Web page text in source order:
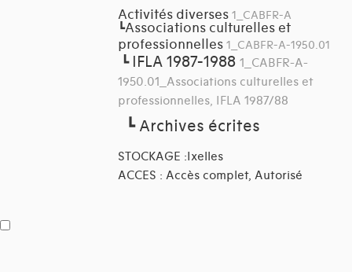
Activités diverses 1_CABFR-A
┗Associations culturelles et
professionnelles 1_CABFR-A-1950.01
┗ IFLA 1987-1988 1_CABFR-A-
1950.01_Associations culturelles et
professionnelles, IFLA 1987/88
┗Archives écrites
STOCKAGE :Ixelles
ACCES : Accès complet, Autorisé